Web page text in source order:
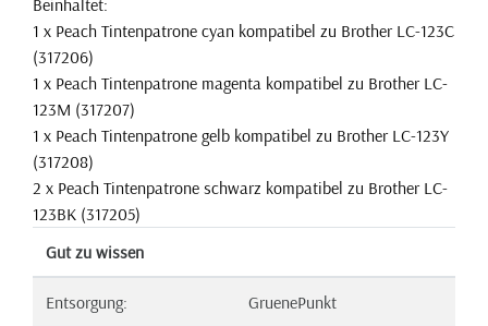
1 x Peach Tintenpatrone cyan kompatibel zu Brother LC-123C
(317206)
1 x Peach Tintenpatrone magenta kompatibel zu Brother LC-
123M (317207)
1 x Peach Tintenpatrone gelb kompatibel zu Brother LC-123Y
(317208)
2 x Peach Tintenpatrone schwarz kompatibel zu Brother LC-
123BK (317205)
Gut zu wissen
Entsorgung: GruenePunkt